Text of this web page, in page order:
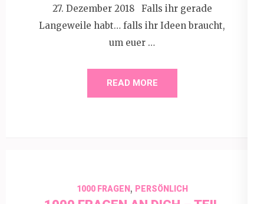
27. Dezember 2018 Falls ihr gerade
Langeweile habt… falls ihr Ideen braucht,
um euer …
READ MORE
1000 FRAGEN, PERSÖNLICH